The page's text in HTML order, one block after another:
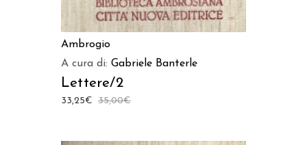
Ambrogio
A cura di: Gabriele Banterle
Lettere/2
35,00€
33,25€